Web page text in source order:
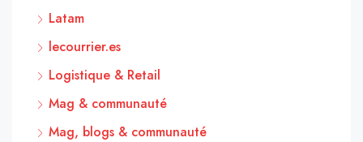
Latam
lecourrier.es
Logistique & Retail
Mag & communauté
Mag, blogs & communauté